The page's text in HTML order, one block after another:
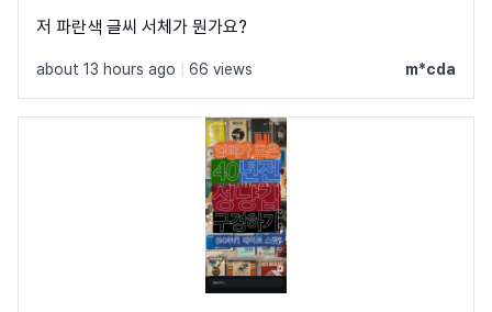
저 파란색 글씨 서체가 뭔가요?
about 13 hours ago 66 views m*cda